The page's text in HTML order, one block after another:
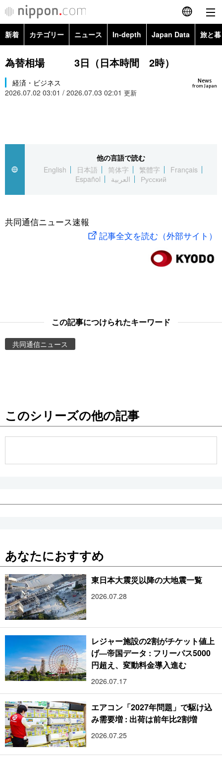
English
简体字
カテゴリー
スポーツ・東京2020
Topics
Images
お知らせ
公式SNS
新着 カテゴリー ニュース In-depth Japan Data 旅と
政治・外交
経済・ビジネス Images
為替相場 3日（日本時間 2時）
News
from Japan
経済・ビジネス
2026.07.02 03:01 / 2026.07.03 02:01 更新
他の言語で読む
English
日本語 简体字 繁體字
Français
Español
العربية Русский
共同通信ニュース速報
記事全文を読む（外部サイト）
この記事につけられたキーワード
共同通信ニュース
このシリーズの他の記事
あなたにおすすめ
東日本大震災以降の大地震一覧
2026.07.28
レジャー施設の2割がチケット値上
げ―帝国データ : フリーパス5000
円超え、変動料金導入進む
2026.07.17
エアコン「2027年問題」で駆け込
み需要増 : 出荷は前年比2割増
2026.07.25